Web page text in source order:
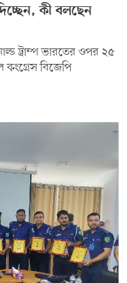
কী বলছেন
ট্রাম্প ভারতের ওপর ২৫
বিজেপি